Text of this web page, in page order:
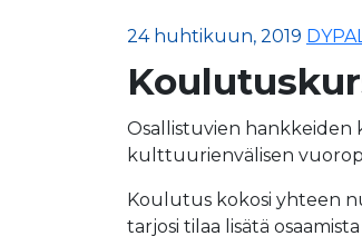
24 huhtikuun, 2019
Osallistuvien hankkeiden
kulttuurienvälisen
Koulutus kokosi yhteen
tarjosi tilaa lisätä